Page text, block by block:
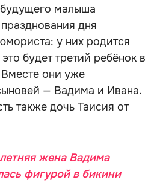
малыша
дня
у них родится
будет третий ребёнок в
они уже
— Вадима и Ивана.
также дочь Таисия от
жена Вадима
фигурой в бикини